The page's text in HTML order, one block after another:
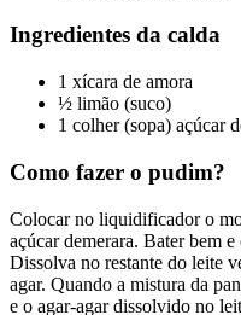
Ingredientes da calda
1 xícara de amora
½ limão (suco)
1 colher (sopa) açúcar
Como fazer o pudim?
Colocar no liquidificador o
açúcar demerara. Bater bem
Dissolva no restante do leite
agar. Quando a mistura da
e o agar-agar dissolvido no